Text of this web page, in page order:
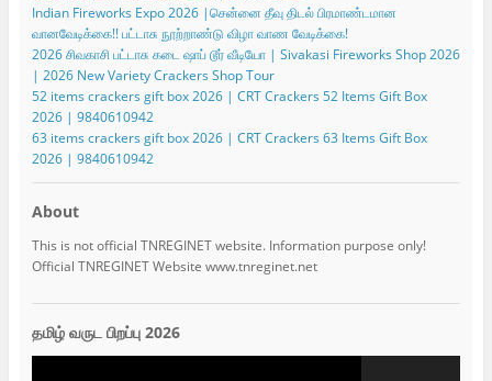
Indian Fireworks Expo 2026 |சென்னை தீவு திடல் பிரமாண்டமான
வானவேடிக்கை!! பட்டாசு நூற்றாண்டு விழா வாண வேடிக்கை!
2026 சிவகாசி பட்டாசு கடை ஷாப் டூர் வீடியோ | Sivakasi Fireworks Shop 2026
| 2026 New Variety Crackers Shop Tour
52 items crackers gift box 2026 | CRT Crackers 52 Items Gift Box
2026 | 9840610942
63 items crackers gift box 2026 | CRT Crackers 63 Items Gift Box
2026 | 9840610942
About
This is not official TNREGINET website. Information purpose only!
Official TNREGINET Website www.tnreginet.net
தமிழ் வருட பிறப்பு 2026